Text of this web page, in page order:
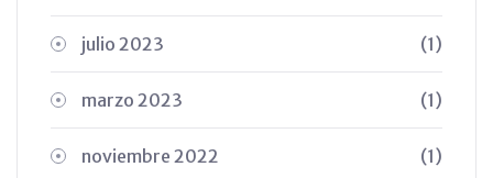
julio 2023 (1)
marzo 2023 (1)
noviembre 2022 (1)